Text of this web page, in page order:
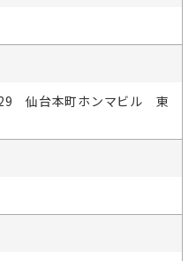
仙台本町ホンマビル 東